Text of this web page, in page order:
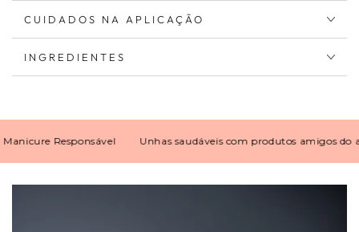
CUIDADOS NA APLICAÇÃO
INGREDIENTES
Responsável Unhas saudáveis com produtos amigos do